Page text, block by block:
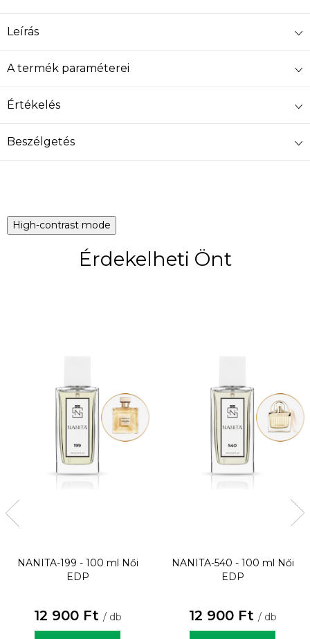
Leírás
A termék paraméterei
Értékelés
Beszélgetés
High-contrast mode
Érdekelheti Önt
NANITA-199 - 100 ml
Női
EDP
12 900 Ft / db
NANITA-540 - 100 ml
Női
EDP
12 900 Ft / db